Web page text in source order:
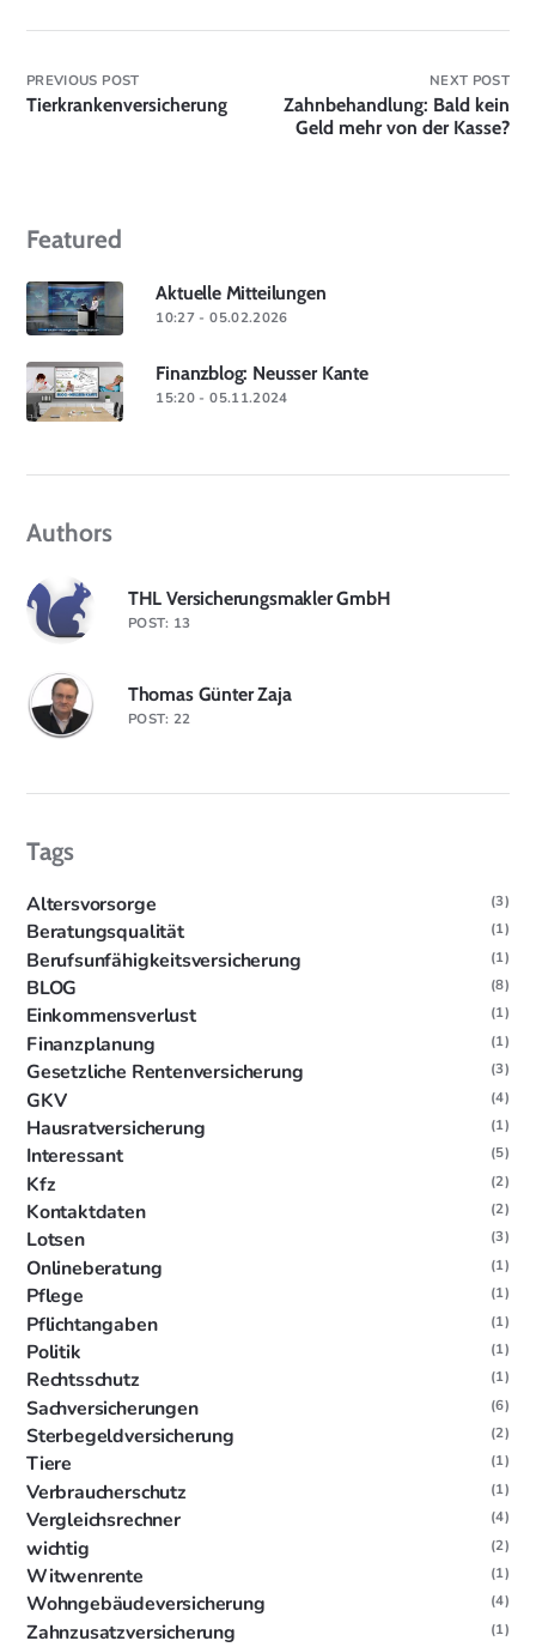
PREVIOUS POST
Tierkrankenversicherung
NEXT POST
Zahnbehandlung: Bald kein
Geld mehr von der Kasse?
Featured
Aktuelle Mitteilungen
10:27 - 05.02.2026
Finanzblog: Neusser Kante
15:20 - 05.11.2024
Authors
THL Versicherungsmakler GmbH
POST: 13
Thomas Günter Zaja
POST: 22
Tags
Altersvorsorge (3)
Beratungsqualität (1)
Berufsunfähigkeitsversicherung (1)
BLOG (8)
Einkommensverlust (1)
Finanzplanung (1)
Gesetzliche Rentenversicherung (3)
GKV (4)
Hausratversicherung (1)
Interessant (5)
Kfz (2)
Kontaktdaten (2)
Lotsen (3)
Onlineberatung (1)
Pflege (1)
Pflichtangaben (1)
Politik (1)
Rechtsschutz (1)
Sachversicherungen (6)
Sterbegeldversicherung (2)
Tiere (1)
Verbraucherschutz (1)
Vergleichsrechner (4)
wichtig (2)
Witwenrente (1)
Wohngebäudeversicherung (4)
Zahnzusatzversicherung (1)